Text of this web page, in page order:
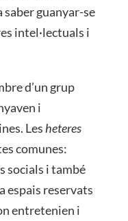
saber guanyar-se
intel·lectuals i
d’un grup
i
Les heteres
comunes:
socials i també
espais reservats
entretenien i